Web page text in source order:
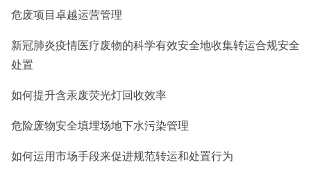
危废项目卓越运营管理
新冠肺炎疫情医疗废物的科学有效安全地收集转运合规安全
处置
如何提升含汞废荧光灯回收效率
危险废物安全填埋场地下水污染管理
如何运用市场手段来促进规范转运和处置行为